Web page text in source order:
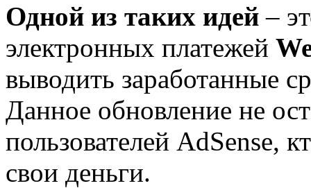
Одной из таких идей–
электронных платежей
выводить заработанные
Данное обновление не
пользователей AdSense,
свои деньги.